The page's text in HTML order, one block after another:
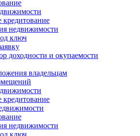
кредитование
недвижимости
ключ
доходности и окупаемости
владельцам
кредитование
недвижимости
ключ